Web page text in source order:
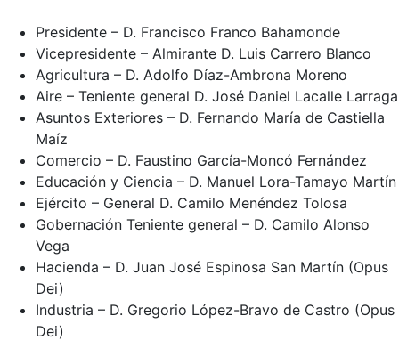
Presidente – D. Francisco Franco Bahamonde
Vicepresidente – Almirante D. Luis Carrero Blanco
Agricultura – D. Adolfo Díaz-Ambrona Moreno
Aire – Teniente general D. José Daniel Lacalle Larraga
Asuntos Exteriores – D. Fernando María de Castiella
Maíz
Comercio – D. Faustino García-Moncó Fernández
Educación y Ciencia – D. Manuel Lora-Tamayo Martín
Ejército – General D. Camilo Menéndez Tolosa
Gobernación Teniente general – D. Camilo Alonso
Vega
Hacienda – D. Juan José Espinosa San Martín (Opus
Dei)
Industria – D. Gregorio López-Bravo de Castro (Opus
Dei)